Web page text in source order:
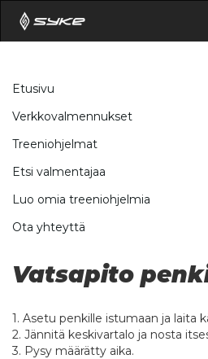
Etusivu
Verkkovalmennukset
Treeniohjelmat
Etsi valmentajaa
Luo omia treeniohjelmia
Ota yhteyttä
Vatsapito
1. Asetu penkille istumaan ja laita
2. Jännitä keskivartalo ja nosta
3. Pysy määrätty aika.